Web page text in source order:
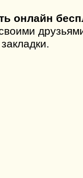
онлайн